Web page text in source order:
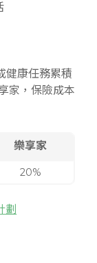
健康任務累積
家，保險成本
樂享家
20%
劃